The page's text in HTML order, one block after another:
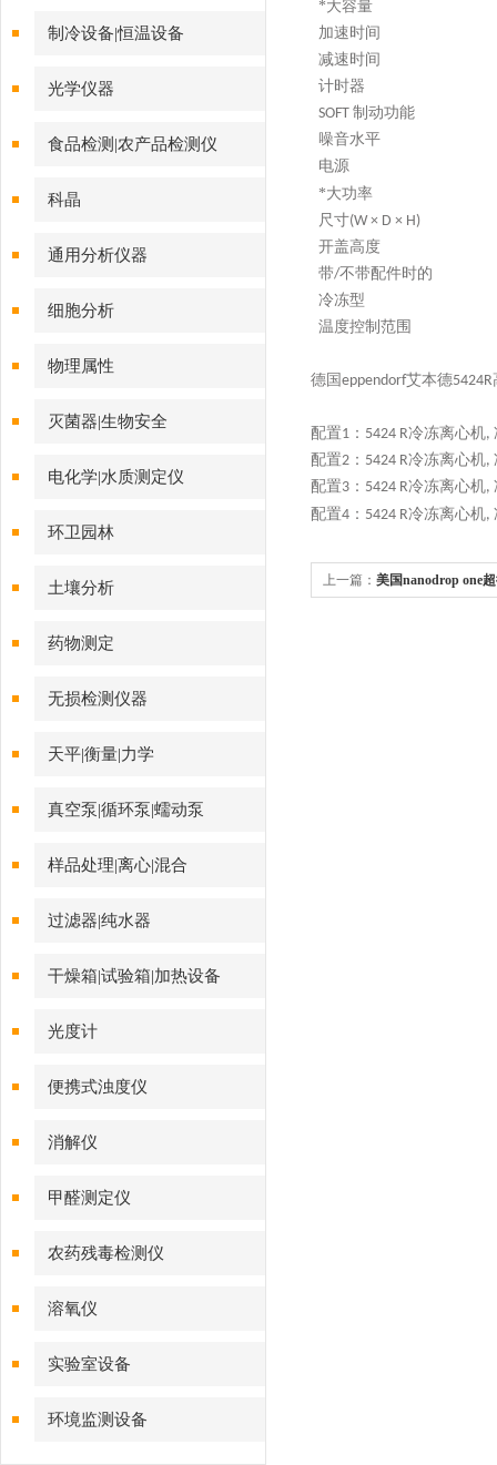
制冷设备|恒温设备
光学仪器
食品检测|农产品检测仪
科晶
通用分析仪器
细胞分析
物理属性
灭菌器|生物安全
电化学|水质测定仪
环卫园林
土壤分析
药物测定
无损检测仪器
天平|衡量|力学
真空泵|循环泵|蠕动泵
样品处理|离心|混合
过滤器|纯水器
干燥箱|试验箱|加热设备
光度计
便携式浊度仪
消解仪
甲醛测定仪
农药残毒检测仪
溶氧仪
实验室设备
环境监测设备
*大容量
加速时间
减速时间
计时器
SOFT 制动功能
噪音水平
电源
*大功率
尺寸(W × D × H)
开盖高度
带/不带配件时的
冷冻型
温度控制范围
德国eppendorf艾本德
配置1：5424 R冷冻离心机,
配置2：5424 R冷冻离心机,
配置3：5424 R冷冻离心机,
配置4：5424 R冷冻离心机,
上一篇： 美国nanodrop one